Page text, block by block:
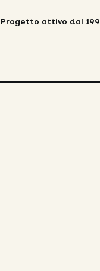
Progetto attivo dal